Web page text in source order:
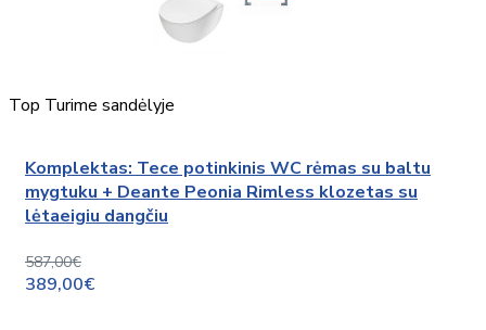
Top Turime sandėlyje
Komplektas: Tece potinkinis WC rėmas su baltu
mygtuku + Deante Peonia Rimless klozetas su
lėtaeigiu dangčiu
587,00€
389,00€